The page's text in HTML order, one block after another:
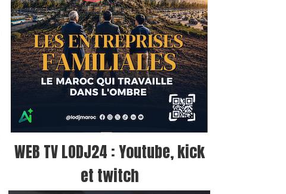
WEB TV LODJ24 : Youtube, kick
et twitch